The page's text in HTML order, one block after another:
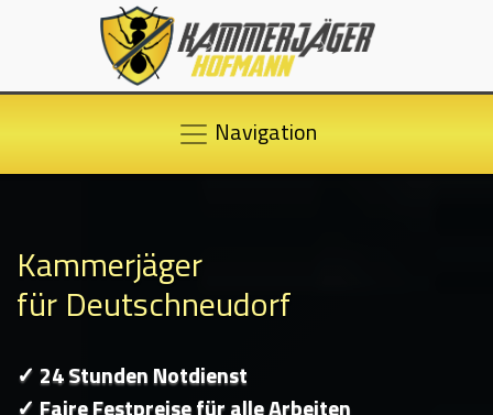
Navigation
Kammerjäger
für Deutschneudorf
✓ 24 Stunden Notdienst
✓ Faire Festpreise für alle Arbeiten